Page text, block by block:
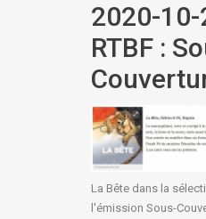
2020-10-
RTBF :
La Bête dans la
l'émission Sous-